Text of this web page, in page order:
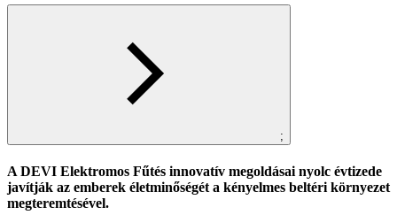
;
A DEVI Elektromos Fűtés innovatív megoldásai nyolc évtizede
javítják az emberek életminőségét a kényelmes beltéri környezet
megteremtésével.